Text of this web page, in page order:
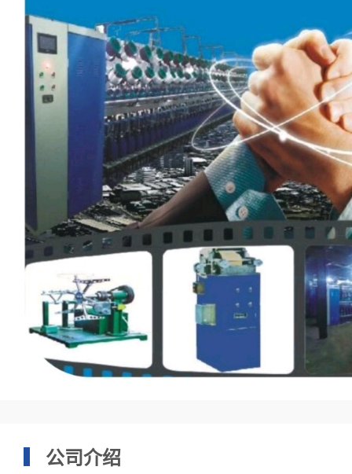
公司介绍